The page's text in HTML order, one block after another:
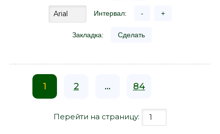
Интервал: - +
Закладка: Сделать
1 2 ... 84
Перейти на страницу: